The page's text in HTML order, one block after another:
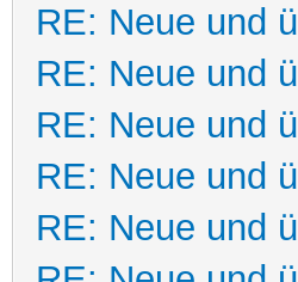
RE: Neue und
RE: Neue und
RE: Neue und
RE: Neue und
RE: Neue und